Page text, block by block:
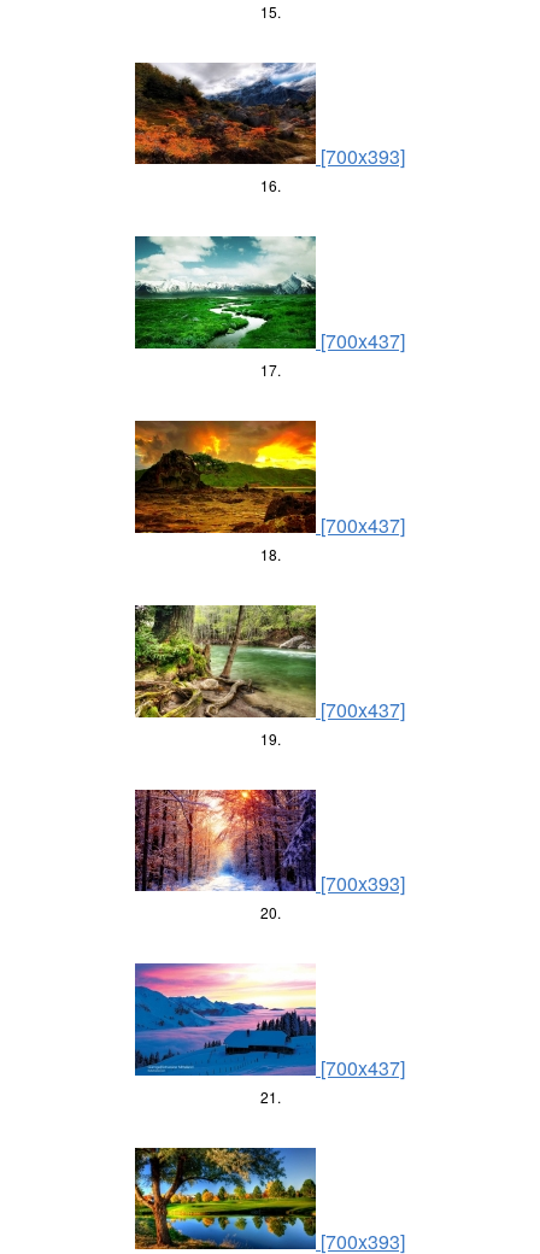
15.
[700x393]
16.
[700x437]
17.
[700x437]
18.
[700x437]
19.
[700x393]
20.
[700x437]
21.
[700x393]